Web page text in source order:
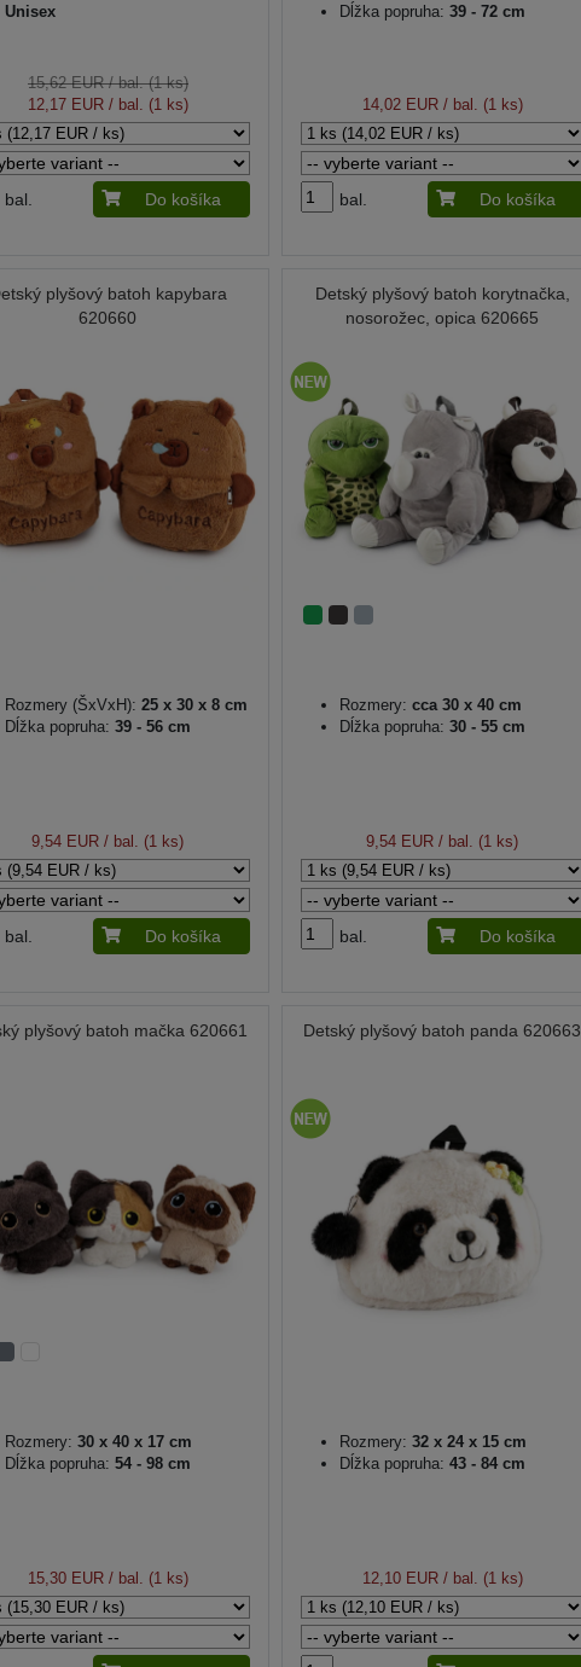
Unisex
15,62 EUR/ bal. (1 ks)
12,17 EUR/ bal. (1 ks)
bal. Do košíka
Dĺžka popruha: 39 - 72 cm
14,02 EUR/ bal. (1 ks)
bal. Do košíka
plyšový batoh kapybara
620660
Rozmery (ŠxVxH): 25 x 30 x 8 cm
Dĺžka popruha: 39 - 56 cm
9,54 EUR / bal. (1 ks)
bal. Do košíka
Detský plyšový batoh korytnačka,
nosorožec, opica 620665
Rozmery: cca 30 x 40 cm
Dĺžka popruha: 30 - 55 cm
9,54 EUR / bal. (1 ks)
bal. Do košíka
plyšový batoh mačka 620661
Rozmery: 30 x 40 x 17 cm
Dĺžka popruha: 54 - 98 cm
15,30 EUR/ bal. (1 ks)
Detský plyšový batoh panda 620663
Rozmery: 32 x 24 x 15 cm
Dĺžka popruha: 43 - 84 cm
12,10 EUR/ bal. (1 ks)